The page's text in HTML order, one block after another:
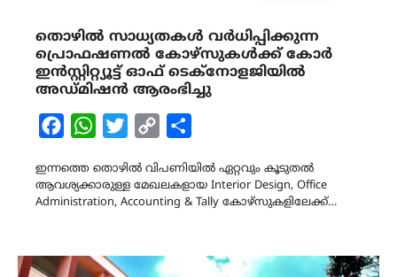
തൊഴിൽ സാധ്യതകൾ വർധിപ്പിക്കുന്ന
പ്രൊഫഷണൽ കോഴ്സുകൾക്ക് കോർ
ഇൻസ്റ്റിറ്റ്യൂട്ട് ഓഫ് ടെക്നോളജിയിൽ
അഡ്മിഷൻ ആരംഭിച്ചു
FacebookWhatsAppTwitterCopy
ഇന്നത്തെ തൊഴിൽ വിപണിയിൽ ഏറ്റവും കൂടുതൽ
ആവശ്യക്കാരുള്ള മേഖലകളായ Interior Design, Office
Administration, Accounting & Tally കോഴ്സുകളിലേക്ക്…